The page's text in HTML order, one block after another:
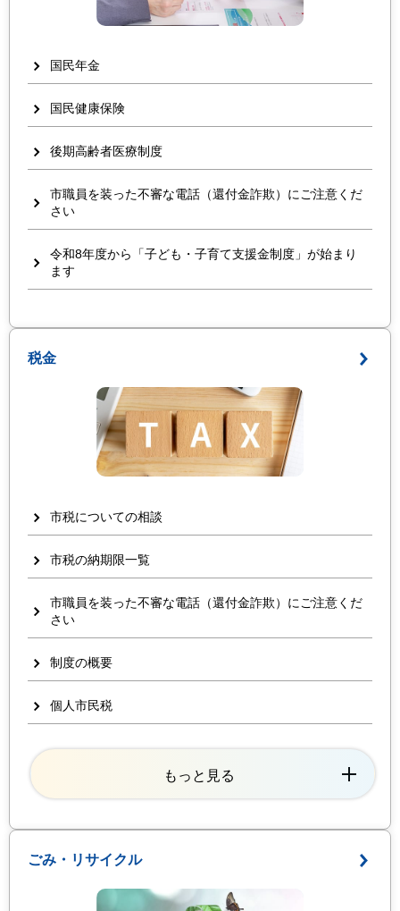
国民年金
国民健康保険
後期高齢者医療制度
市職員を装った不審な電話（還付金詐欺）にご注意くだ
さい
令和8年度から「子ども・子育て支援金制度」が始まり
ます
税金
市税についての相談
市税の納期限一覧
市職員を装った不審な電話（還付金詐欺）にご注意くだ
さい
制度の概要
個人市民税
もっと見る
ごみ・リサイクル